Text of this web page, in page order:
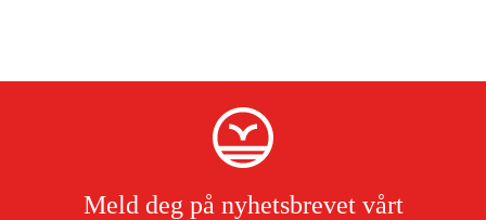
Meld deg på nyhetsbrevet vårt